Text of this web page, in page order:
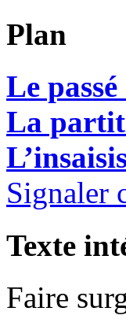
Plan
Le
La
Signaler
Texte
Faire